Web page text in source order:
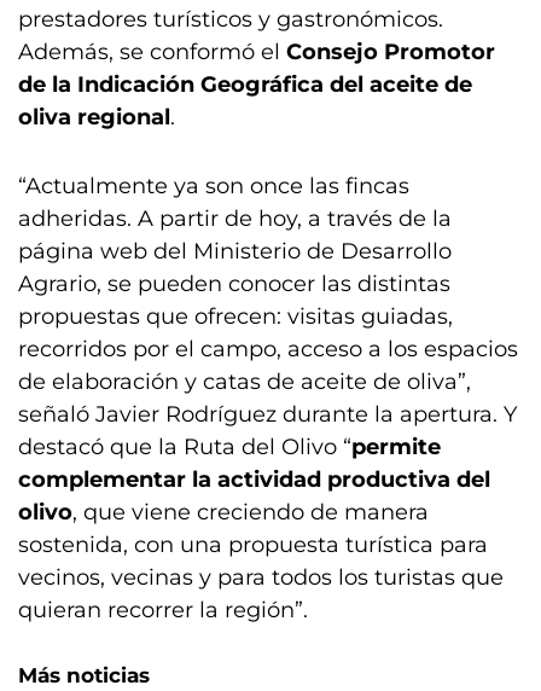
prestadores turísticos y gastronómicos.
Además, se conformó el Consejo Promotor
de la Indicación Geográfica del aceite de
oliva regional.
“Actualmente ya son once las fincas
adheridas. A partir de hoy, a través de la
página web del Ministerio de Desarrollo
Agrario, se pueden conocer las distintas
propuestas que ofrecen: visitas guiadas,
recorridos por el campo, acceso a los espacios
de elaboración y catas de aceite de oliva”,
señaló Javier Rodríguez durante la apertura. Y
destacó que la Ruta del Olivo “permite
complementar la actividad productiva del
olivo, que viene creciendo de manera
sostenida, con una propuesta turística para
vecinos, vecinas y para todos los turistas que
quieran recorrer la región”.
Más noticias